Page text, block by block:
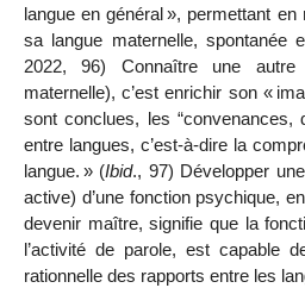
langue en général», permettant en
sa langue maternelle, spontanée
2022, 96) Connaître une
maternelle), c’est enrichir son «
sont conclues, les “convenances,
entre langues, c’est-à-dire la
langue. » (Ibid., 97) Développer
active) d’une fonction psychique,
devenir maître, signifie que la
l’activité de parole, est capable
rationnelle des rapports entre les